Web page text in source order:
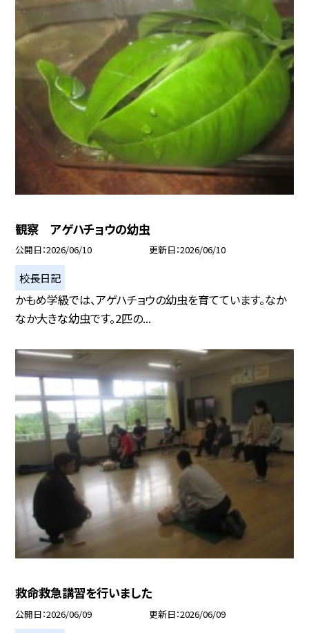
観察 アゲハチョウの幼虫
公開日 2026/06/10 更新日 2026/06/10
校長日記
かもめ学級では、アゲハチョウの幼虫を育てています。なか
なか大きな幼虫です。2匹の...
救命救急講習を行いました
公開日 2026/06/09 更新日 2026/06/09